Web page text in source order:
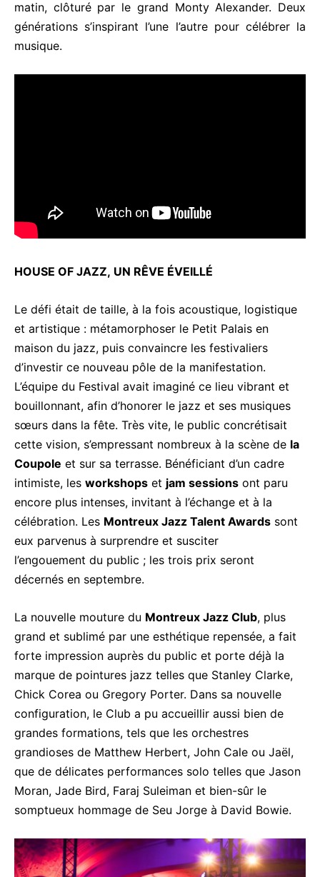
matin, clôturé par le grand Monty Alexander. Deux
générations s’inspirant l’une l’autre pour célébrer la
musique.
HOUSE OF JAZZ, UN RÊVE ÉVEILLÉ
Le défi était de taille, à la fois acoustique, logistique
et artistique : métamorphoser le Petit Palais en
maison du jazz, puis convaincre les festivaliers
d’investir ce nouveau pôle de la manifestation.
L’équipe du Festival avait imaginé ce lieu vibrant et
bouillonnant, afin d’honorer le jazz et ses musiques
sœurs dans la fête. Très vite, le public concrétisait
cette vision, s’empressant nombreux à la scène de la
Coupole et sur sa terrasse. Bénéficiant d’un cadre
intimiste, les workshops et jam sessions ont paru
encore plus intenses, invitant à l’échange et à la
célébration. Les Montreux Jazz Talent Awards sont
eux parvenus à surprendre et susciter
l’engouement du public ; les trois prix seront
décernés en septembre.
La nouvelle mouture du Montreux Jazz Club, plus
grand et sublimé par une esthétique repensée, a fait
forte impression auprès du public et porte déjà la
marque de pointures jazz telles que Stanley Clarke,
Chick Corea ou Gregory Porter. Dans sa nouvelle
configuration, le Club a pu accueillir aussi bien de
grandes formations, tels que les orchestres
grandioses de Matthew Herbert, John Cale ou Jaël,
que de délicates performances solo telles que Jason
Moran, Jade Bird, Faraj Suleiman et bien-sûr le
somptueux hommage de Seu Jorge à David Bowie.